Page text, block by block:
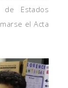
de Estados
el Acta